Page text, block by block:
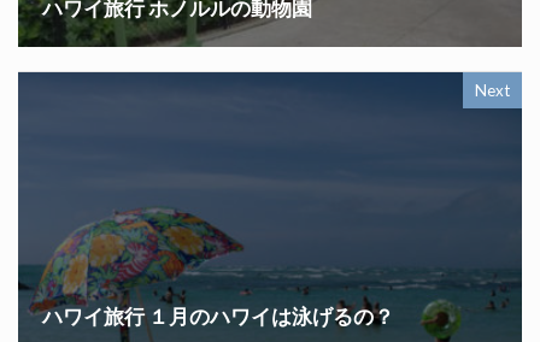
ハワイ旅行 ホノルルの動物園
Next
ハワイ旅行 １月のハワイは泳げるの？